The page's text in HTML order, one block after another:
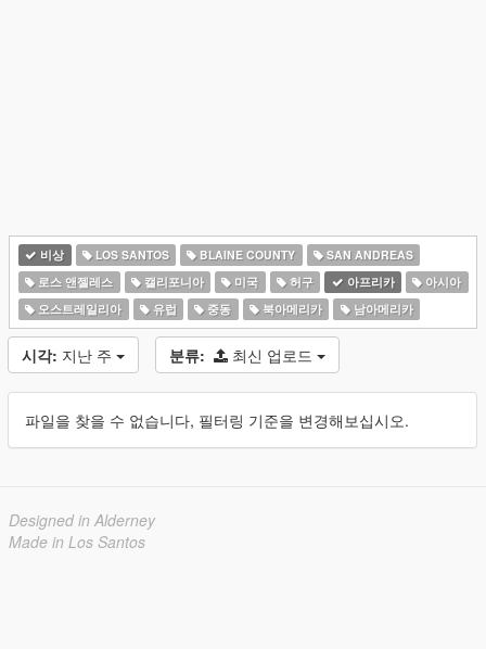
비상 LOS SANTOS BLAINE COUNTY
SAN ANDREAS
로스 앤젤레스
캘리포니아 미국 허구 아프리카
아시아
오스트레일리아
유럽 중동 북아메리카 남아메리카
시각: 지난 주 분류: 최신 업로드
파일을 찾을 수 없습니다, 필터링 기준을 변경해보십시오.
Designed in Alderney
Made in Los Santos